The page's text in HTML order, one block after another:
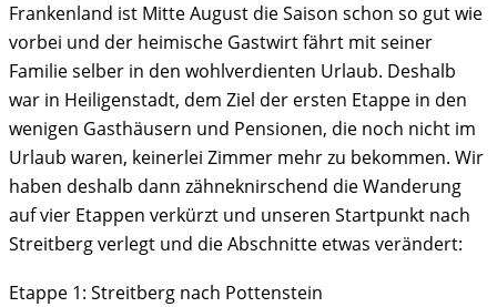
Frankenland ist Mitte August die Saison schon so gut wie
vorbei und der heimische Gastwirt fährt mit seiner
Familie selber in den wohlverdienten Urlaub. Deshalb
war in Heiligenstadt, dem Ziel der ersten Etappe in den
wenigen Gasthäusern und Pensionen, die noch nicht im
Urlaub waren, keinerlei Zimmer mehr zu bekommen. Wir
haben deshalb dann zähneknirschend die Wanderung
auf vier Etappen verkürzt und unseren Startpunkt nach
Streitberg verlegt und die Abschnitte etwas verändert:
Etappe 1: Streitberg nach Pottenstein